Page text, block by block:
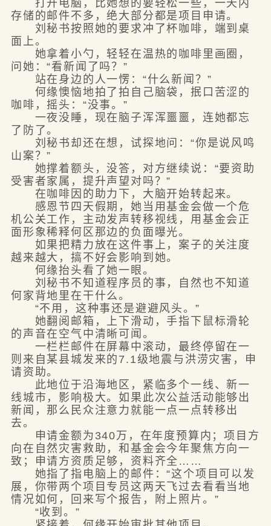
打开电脑，比她想的要轻松一些，一天内
存储的邮件不多，绝大部分都是项目申请。
刘秘书按照她的要求冲了杯咖啡，端到桌
面上。
她拿着小勺，轻轻在温热的咖啡里画圈，
问她：“看新闻了吗？”
站在身边的人一愣：“什么新闻？”
何缘懊恼地拍了拍自己脑袋，抿口苦涩的
咖啡，摇头：“没事。”
一夜没睡，现在脑子浑浑噩噩，连她都忘
了防了。
刘秘书却还在想，试探地问：“你是说风鸣
山案？”
她撑着额头，没答，对方继续说：“要资助
受害者家属，提升声望对吗？”
在咖啡因的助力下，大脑开始转起来。
感恩节四天假期，她当用基金会做一个危
机公关工作，主动发声转移视线，用基金会正
面形象稀释何区那边的负面曝光。
如果把精力放在这件事上，案子的关注度
越来越大，搞不好会影响到她。
何缘抬头看了她一眼。
刘秘书不知道程序员的事，自然也不知道
何家背地里在干什么。
“不用，这种事还是避避风头。”
她翻阅邮箱，上下滑动，手指下鼠标滑轮
的声音在空气中清晰可闻。
一栏栏邮件在屏幕中滚动，最终停留在一
则来自某县城发来的7.1级地震与洪涝灾害，申
请资助。
此地位于沿海地区，紧临多个一线、新一
线城市，影响极大。如果此次公益活动能够出
新闻，那么民众注意力就能一点一点转移出
去。
申请金额为340万，在年度预算内；项目方
向在自然灾害救助，和基金会今年聚焦方向一
致；申请方资质足够，资料齐全……
她指了指电脑上的邮件：“这个项目可以发
展，你带两个项目专员这两天飞过去看看当地
情况如何，回来写个报告，附上照片。”
“收到。”